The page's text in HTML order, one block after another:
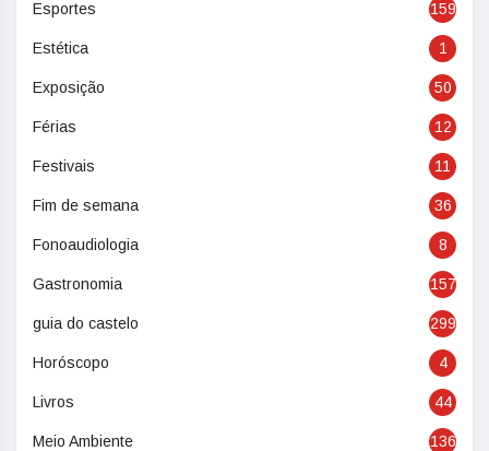
Esportes 159
Estética 1
Exposição 50
Férias 12
Festivais 11
Fim de semana 36
Fonoaudiologia 8
Gastronomia 157
guia do castelo 299
Horóscopo 4
Livros 44
Meio Ambiente 136